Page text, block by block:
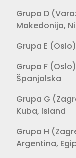
Grupa D
Makedonija,
Grupa E
Grupa F
Španjolska
Grupa G
Kuba, Island
Grupa H
Argentina,